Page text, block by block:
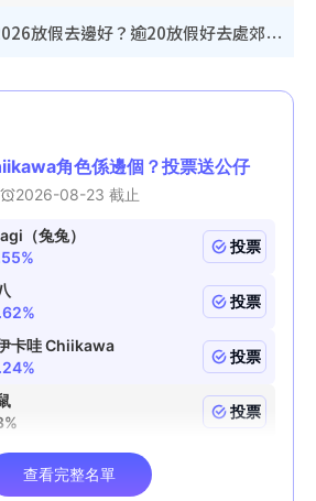
假日好去處｜2026放假去邊好？逾20放假好去處郊外/秘景 休閒半日或一日遊